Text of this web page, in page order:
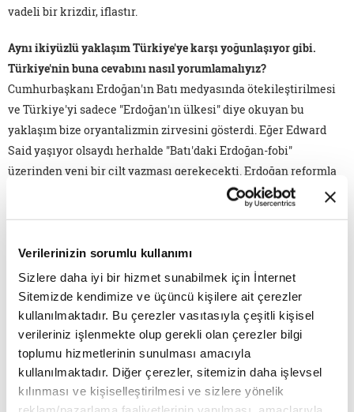
Verilerinizin sorumlu kullanımı
Sizlere daha iyi bir hizmet sunabilmek için İnternet
Sitemizde kendimize ve üçüncü kişilere ait çerezler
kullanılmaktadır. Bu çerezler vasıtasıyla çeşitli kişisel
verileriniz işlenmekte olup gerekli olan çerezler bilgi
toplumu hizmetlerinin sunulması amacıyla
kullanılmaktadır. Diğer çerezler, sitemizin daha işlevsel
kılınması ve kişiselleştirilmesi ve sizlere yönelik
vadeli bir krizdir, iflastır.
Aynı ikiyüzlü yaklaşım Türkiye'ye karşı yoğunlaşıyor gibi.
Türkiye'nin buna cevabını nasıl yorumlamalıyız?
Cumhurbaşkanı Erdoğan'ın Batı medyasında ötekileştirilmesi
ve Türkiye'yi sadece "Erdoğan'ın ülkesi" diye okuyan bu
yaklaşım bize oryantalizmin zirvesini gösterdi. Eğer Edward
Said yaşıyor olsaydı herhalde "Batı'daki Erdoğan-fobi"
üzerinden yeni bir cilt yazması gerekecekti. Erdoğan reformla
başladı. Batı dünyasıyla entegrasyonu önemsedi ki hâlâ
ekonomik ve siyasi açıdan önemsiyor ama 2006'dan sonra
karşılaştığı sorunları görmezden gelen, o sorunların
büyümesine katkıda bulunan müttefikler.
Böyle bir dönemde Erdoğan'ın cevabı reformla mücadeleyi
birleştirmek oldu. Her alanda kendi ülkesini kalkındırmak,
dünya standartlarına çıkartmaya çalışmak, bir taraftan da
birçok güvenlik sorunuyla, bölünme tehdidiyle mücadele
etmek zorunda kaldı. Bunları da millî menfaatlere göre yaptı. Bu